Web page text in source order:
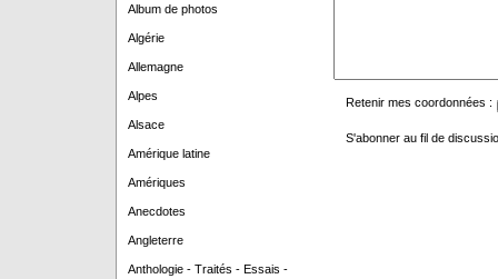
Album de photos
Algérie
Allemagne
Alpes
Alsace
Amérique latine
Amériques
Anecdotes
Angleterre
Anthologie - Traités - Essais -
Retenir mes coordonnées :
S'abonner au fil de